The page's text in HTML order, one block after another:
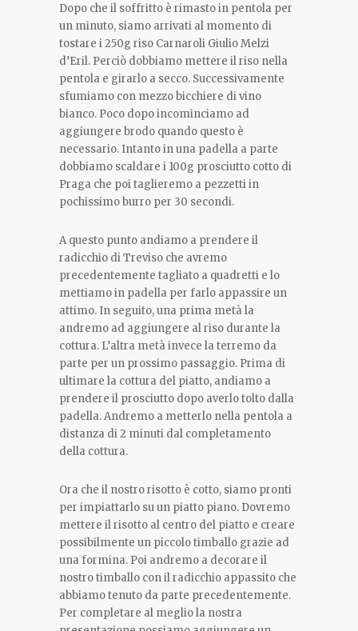
Dopo che il soffritto è rimasto in pentola per
un minuto, siamo arrivati al momento di
tostare i 250g riso Carnaroli Giulio Melzi
d’Eril. Perciò dobbiamo mettere il riso nella
pentola e girarlo a secco. Successivamente
sfumiamo con mezzo bicchiere di vino
bianco. Poco dopo incominciamo ad
aggiungere brodo quando questo è
necessario. Intanto in una padella a parte
dobbiamo scaldare i 100g prosciutto cotto di
Praga che poi taglieremo a pezzetti in
pochissimo burro per 30 secondi.
A questo punto andiamo a prendere il
radicchio di Treviso che avremo
precedentemente tagliato a quadretti e lo
mettiamo in padella per farlo appassire un
attimo. In seguito, una prima metà la
andremo ad aggiungere al riso durante la
cottura. L’altra metà invece la terremo da
parte per un prossimo passaggio. Prima di
ultimare la cottura del piatto, andiamo a
prendere il prosciutto dopo averlo tolto dalla
padella. Andremo a metterlo nella pentola a
distanza di 2 minuti dal completamento
della cottura.
Ora che il nostro risotto è cotto, siamo pronti
per impiattarlo su un piatto piano. Dovremo
mettere il risotto al centro del piatto e creare
possibilmente un piccolo timballo grazie ad
una formina. Poi andremo a decorare il
nostro timballo con il radicchio appassito che
abbiamo tenuto da parte precedentemente.
Per completare al meglio la nostra